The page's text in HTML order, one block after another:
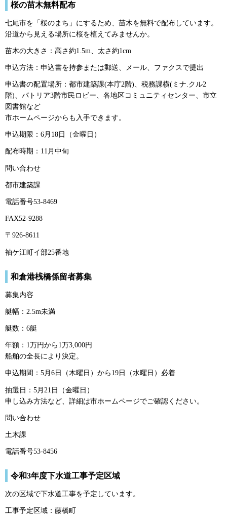
桜の苗木無料配布
七尾市を「桜のまち」にするため、苗木を無料で配布しています。
沿道から見える場所に桜を植えてみませんか。
苗木の大きさ：高さ約1.5m、太さ約1cm
申込方法：申込書を持参または郵送、メール、ファクスで提出
申込書の配置場所：都市建築課(本庁2階)、税務課横(ミナ.クル2
階)、パトリア3階市民ロビー、各地区コミュニティセンター、市立
図書館など
市ホームページからも入手できます。
申込期限：6月18日（金曜日）
配布時期：11月中旬
問い合わせ
都市建築課
電話番号53-8469
FAX52-9288
〒926-8611
袖ケ江町イ部25番地
和倉港桟橋係留者募集
募集内容
艇幅：2.5m未満
艇数：6艇
年額：1万円から1万3,000円
船舶の全長により決定。
申込期間：5月6日（木曜日）から19日（水曜日）必着
抽選日：5月21日（金曜日）
申し込み方法など、詳細は市ホームページでご確認ください。
問い合わせ
土木課
電話番号53-8456
令和3年度下水道工事予定区域
次の区域で下水道工事を予定しています。
工事予定区域：藤橋町